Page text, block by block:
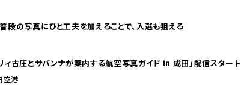
段の写真にひと工夫を加えることで、入選も狙える
ィ古庄とサバンナが案内する航空写真ガイド in 成田」配信スタート
空港